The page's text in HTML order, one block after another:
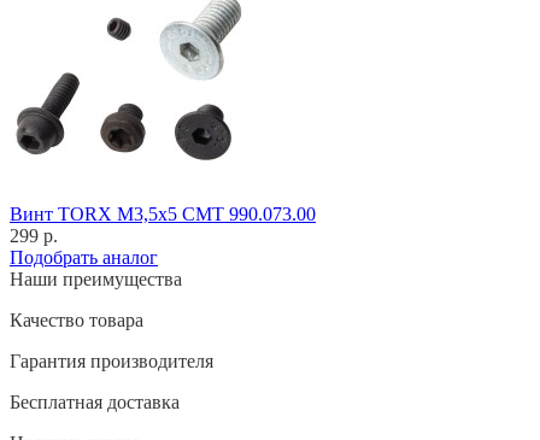
Винт TORX M3,5x5 CMT 990.073.00
299 р.
Подобрать аналог
Наши преимущества
Качество товара
Гарантия производителя
Бесплатная доставка